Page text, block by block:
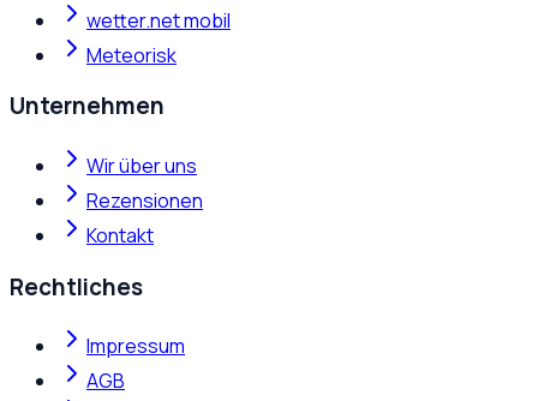
wetter.net mobil
Meteorisk
Unternehmen
Wir über uns
Rezensionen
Kontakt
Rechtliches
Impressum
AGB